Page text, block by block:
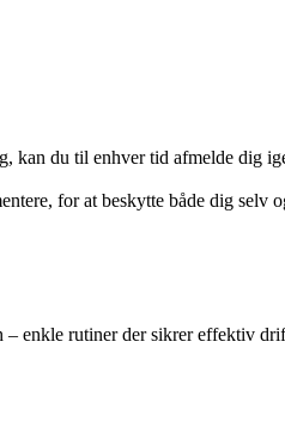
kan du til enhver tid afmelde dig
for at beskytte både dig selv
– enkle rutiner der sikrer effektiv